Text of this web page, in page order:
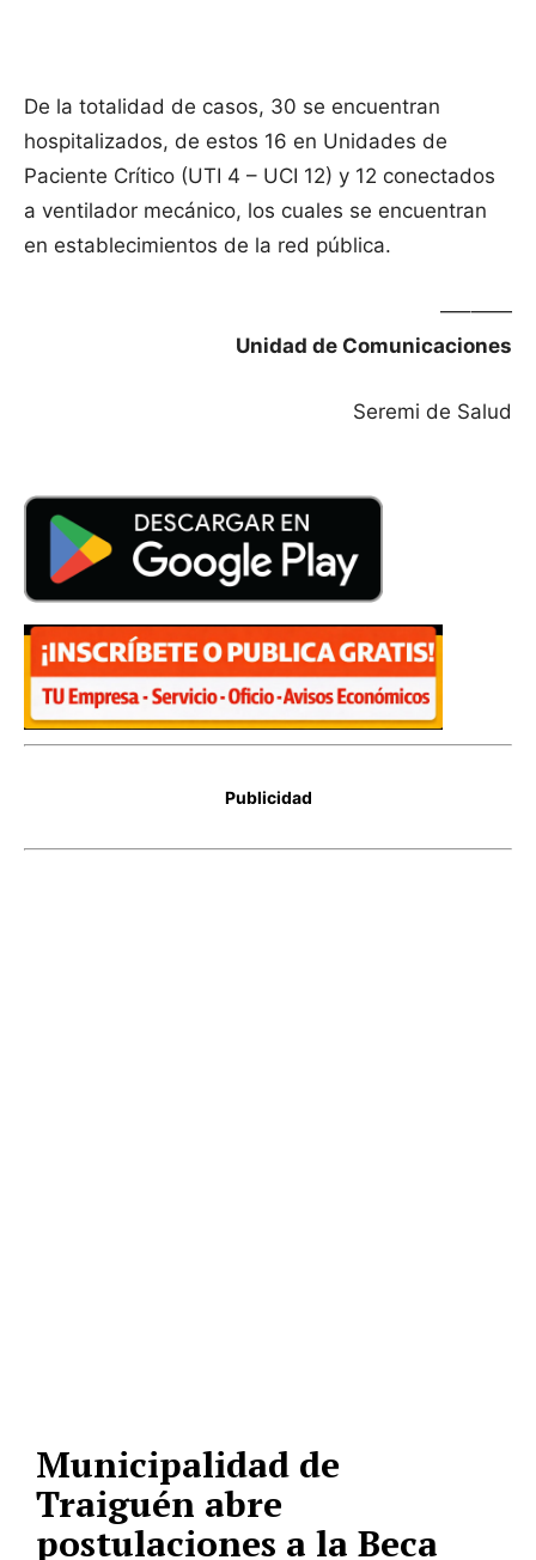
De la totalidad de casos, 30 se encuentran
hospitalizados, de estos 16 en Unidades de
Paciente Crítico (UTI 4 – UCI 12) y 12 conectados
a ventilador mecánico, los cuales se encuentran
en establecimientos de la red pública.
—–——
Unidad de Comunicaciones
Seremi de Salud
Publicidad